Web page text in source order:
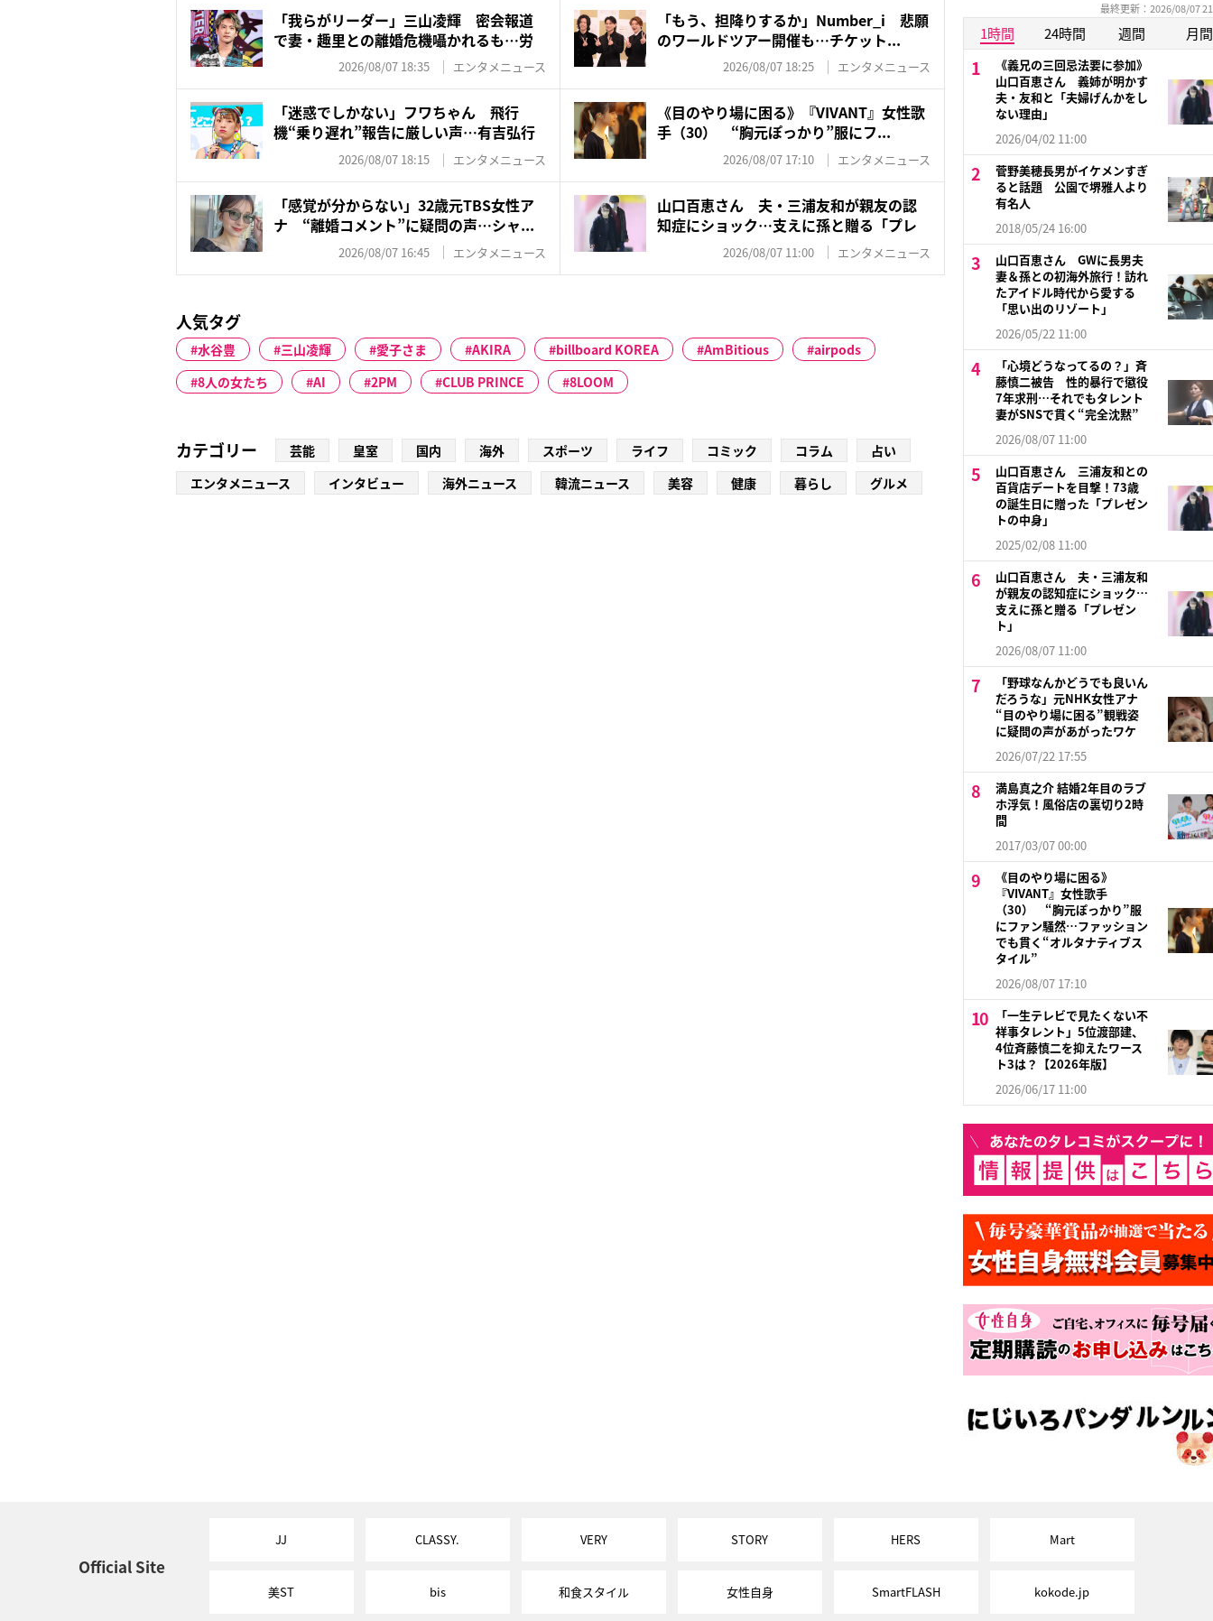
「我らがリーダー」三山凌輝 密会報道
で妻・趣里との離婚危機囁かれるも…労
2026/08/07 18:35 エンタメニュース
「もう、担降りするか」Number_i 悲願
のワールドツアー開催も…チケット...
2026/08/07 18:25 エンタメニュース
「迷惑でしかない」フワちゃん 飛行
機“乗り遅れ”報告に厳しい声…有吉弘行
2026/08/07 18:15 エンタメニュース
《目のやり場に困る》『VIVANT』女性歌
手（30） “胸元ぽっかり”服にフ...
2026/08/07 17:10 エンタメニュース
「感覚が分からない」32歳元TBS女性ア
ナ “離婚コメント”に疑問の声…シャ...
2026/08/07 16:45 エンタメニュース
山口百恵さん 夫・三浦友和が親友の認
知症にショック…支えに孫と贈る「プレ
2026/08/07 11:00 エンタメニュース
人気タグ
水谷豊 三山凌輝 愛子さま AKIRA billboard KOREA AmBitious
airpods
8人の女たち
AI 2PM CLUB PRINCE 8LOOM
カテゴリー 芸能 皇室 国内 海外 スポーツ ライフ コミック コラム
占い
エンタメニュース
インタビュー 海外ニュース 韓流ニュース 美容 健康 暮らし グルメ
最終更新：2026/08/07
1時間 24時間 週間 月間
《義兄の三回忌法要に参加》
山口百恵さん 義姉が明かす
夫・友和と「夫婦げんかをし
ない理由」
2026/04/02 11:00
菅野美穂長男がイケメンすぎ
ると話題 公園で堺雅人より
有名人
2018/05/24 16:00
山口百恵さん GWに長男夫
妻＆孫との初海外旅行！訪れ
たアイドル時代から愛する
「思い出のリゾート」
2026/05/22 11:00
「心境どうなってるの？」斉
藤慎二被告 性的暴行で懲役
7年求刑…それでもタレント
妻がSNSで貫く“完全沈黙”
2026/08/07 11:00
山口百恵さん 三浦友和との
百貨店デートを目撃！73歳
の誕生日に贈った「プレゼン
トの中身」
2025/02/08 11:00
山口百恵さん 夫・三浦友和
が親友の認知症にショック…
支えに孫と贈る「プレゼン
ト」
2026/08/07 11:00
「野球なんかどうでも良いん
だろうな」元NHK女性アナ
“目のやり場に困る”観戦姿
に疑問の声があがったワケ
2026/07/22 17:55
満島真之介 結婚2年目のラブ
ホ浮気！風俗店の裏切り2時
間
2017/03/07 00:00
《目のやり場に困る》
『VIVANT』女性歌手
（30） “胸元ぽっかり”服
にファン騒然…ファッション
でも貫く“オルタナティブス
タイル”
2026/08/07 17:10
「一生テレビで見たくない不
祥事タレント」5位渡部建、
4位斉藤慎二を抑えたワース
ト3は？【2026年版】
2026/06/17 11:00
Official Site
JJ CLASSY. VERY STORY HERS Mart
美ST bis 和食スタイル 女性自身 SmartFLASH kokode.jp